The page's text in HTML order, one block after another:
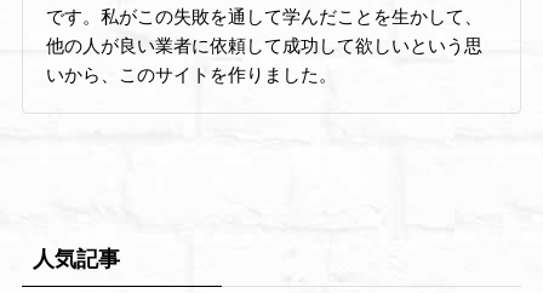
です。私がこの失敗を通して学んだことを生かして、
他の人が良い業者に依頼して成功して欲しいという思
いから、このサイトを作りました。
人気記事